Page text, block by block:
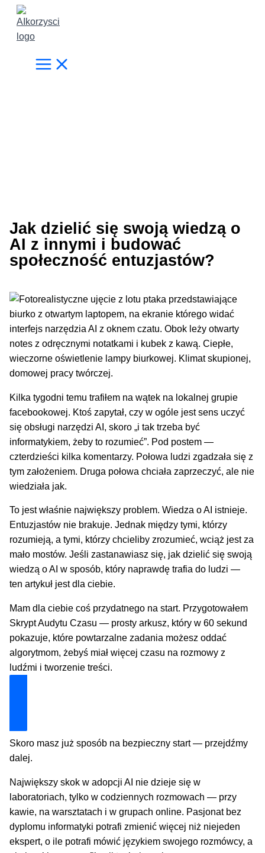
Przejdź
treści
Jak dzielić się swoją wiedzą o
AI z innymi i budować
społeczność entuzjastów?
Kilka tygodni temu trafiłem na wątek na lokalnej grupie
facebookowej. Ktoś zapytał, czy w ogóle jest sens uczyć
się obsługi narzędzi AI, skoro „i tak trzeba być
informatykiem, żeby to rozumieć”. Pod postem —
czterdzieści kilka komentarzy. Połowa ludzi zgadzała się z
tym założeniem. Druga połowa chciała zaprzeczyć, ale nie
wiedziała jak.
To jest właśnie największy problem. Wiedza o AI istnieje.
Entuzjastów nie brakuje. Jednak między tymi, którzy
rozumieją, a tymi, którzy chcieliby zrozumieć, wciąż jest za
mało mostów. Jeśli zastanawiasz się, jak dzielić się swoją
wiedzą o AI w sposób, który naprawdę trafia do ludzi —
ten artykuł jest dla ciebie.
Mam dla ciebie coś przydatnego na start. Przygotowałem
Skrypt Audytu Czasu — prosty arkusz, który w 60 sekund
pokazuje, które powtarzalne zadania możesz oddać
algorytmom, żebyś miał więcej czasu na rozmowy z
ludźmi i tworzenie treści.
Skoro masz już sposób na bezpieczny start — przejdźmy
dalej.
Największy skok w adopcji AI nie dzieje się w
laboratoriach, tylko w codziennych rozmowach — przy
kawie, na warsztatach i w grupach online. Pasjonat bez
dyplomu informatyki potrafi zmienić więcej niż niejeden
ekspert, o ile potrafi mówić językiem swojego rozmówcy, a